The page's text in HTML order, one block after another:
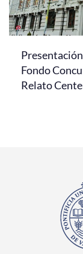
Fondo
Relato